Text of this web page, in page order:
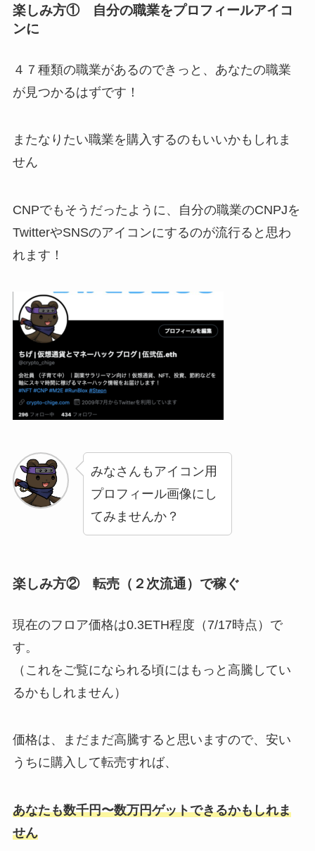
楽しみ方① 自分の職業をプロフィールアイコ
ンに
４７種類の職業があるのできっと、あなたの職業
が見つかるはずです！
またなりたい職業を購入するのもいいかもしれま
せん
CNPでもそうだったように、自分の職業のCNPJを
TwitterやSNSのアイコンにするのが流行ると思わ
れます！
みなさんもアイコン用
プロフィール画像にし
てみませんか？
楽しみ方② 転売（２次流通）で稼ぐ
現在のフロア価格は0.3ETH程度（7/17時点）で
す。
（これをご覧になられる頃にはもっと高騰してい
るかもしれません）
価格は、まだまだ高騰すると思いますので、安い
うちに購入して転売すれば、
あなたも数千円〜数万円ゲットできるかもしれま
せん